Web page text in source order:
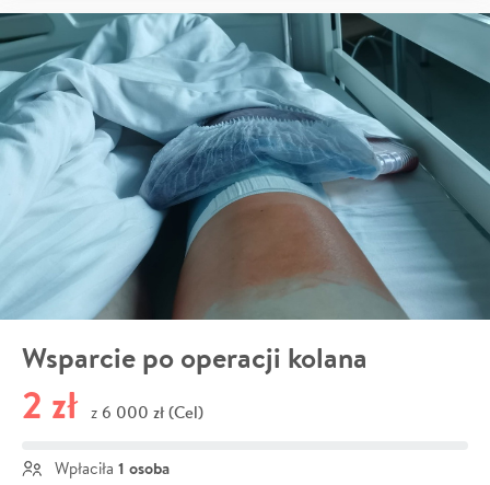
Wsparcie po operacji kolana
2 zł z 6 000 zł (Cel)
Wpłaciła 1 osoba